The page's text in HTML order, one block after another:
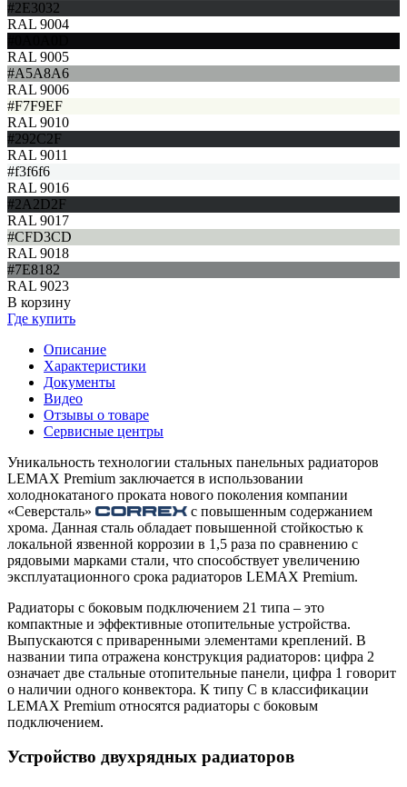
#2E3032
RAL 9004
RAL 9005
#A5A8A6
RAL 9006
#F7F9EF
RAL 9010
#292C2F
RAL 9011
#f3f6f6
RAL 9016
#2A2D2F
RAL 9017
#CFD3CD
RAL 9018
#7E8182
RAL 9023
В корзину
Где купить
Описание
Характеристики
Документы
Видео
Отзывы о товаре
Сервисные центры
Уникальность технологии стальных панельных радиаторов
LEMAX Premium заключается в использовании
холоднокатаного проката нового поколения компании
«Северсталь»
с повышенным содержанием
хрома. Данная сталь обладает повышенной стойкостью к
локальной язвенной коррозии в 1,5 раза по сравнению с
рядовыми марками стали, что способствует увеличению
эксплуатационного срока радиаторов LEMAX Premium.
Радиаторы с боковым подключением 21 типа – это
компактные и эффективные отопительные устройства.
Выпускаются с приваренными элементами креплений. В
названии типа отражена конструкция радиаторов: цифра 2
означает две стальные отопительные панели, цифра 1 говорит
о наличии одного конвектора. К типу C в классификации
LEMAX Premium относятся радиаторы с боковым
подключением.
Устройство двухрядных радиаторов